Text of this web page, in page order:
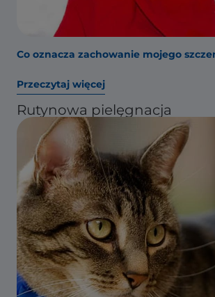
Co oznacza zachowanie mojego
Przeczytaj więcej
Rutynowa pielęgnacja